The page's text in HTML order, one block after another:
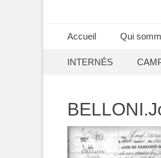
Menu principal
Accueil Qui
Menu
INTERNÉS